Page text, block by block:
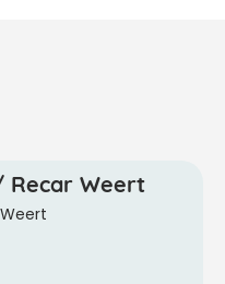
Recar Weert